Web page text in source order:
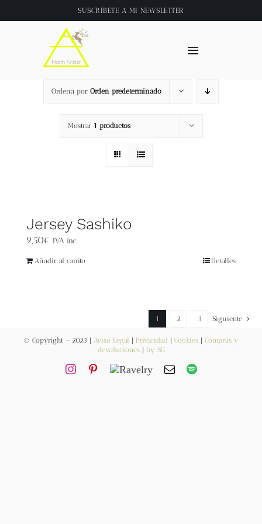
al
SUSCRÍBETE A MI NEWSLETTER
Toggle
Inicio
About
Tienda
Videos
Newsletter
Carrito
Ordena por Orden predeterminado
Mostrar 1 productos
Jersey Sashiko
9,50€ IVA inc.
Añadir al carrito Detalles
1 2 3 Siguiente
© Copyright – 2023 | Aviso Legal Privacidad Cookies| Compras y
devoluciones| by SG